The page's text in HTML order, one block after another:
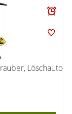
Löschauto